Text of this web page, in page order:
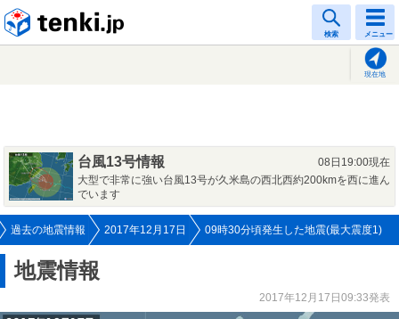
検索 メニュー
現在地
台風13号情報
08日19:00現在
大型で非常に強い台風13号が久米島の西北西約200kmを西に進ん
でいます
過去の地震情報 2017年12月17日 09時30分頃発生した地震(最大震度1)
地震情報
2017年12月17日09:33発表